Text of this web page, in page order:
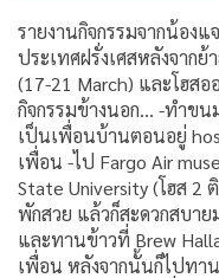
รายงานกิจกรรมจากน้อง
ประเทศ​ฝรั่งเศส​ หลังจาก
(17-21 March) และโฮส
กิจกรรมข้างนอก… -ทำข
เป็นเพื่อนบ้านตอนอยู่
เพื่อน -ไป Fargo Air
State University (โฮส
พักสวย แล้วก็สะดวกสบาย
และทานข้าวที่ Brew
เพื่อน หลังจากนั้นก็ไปทา